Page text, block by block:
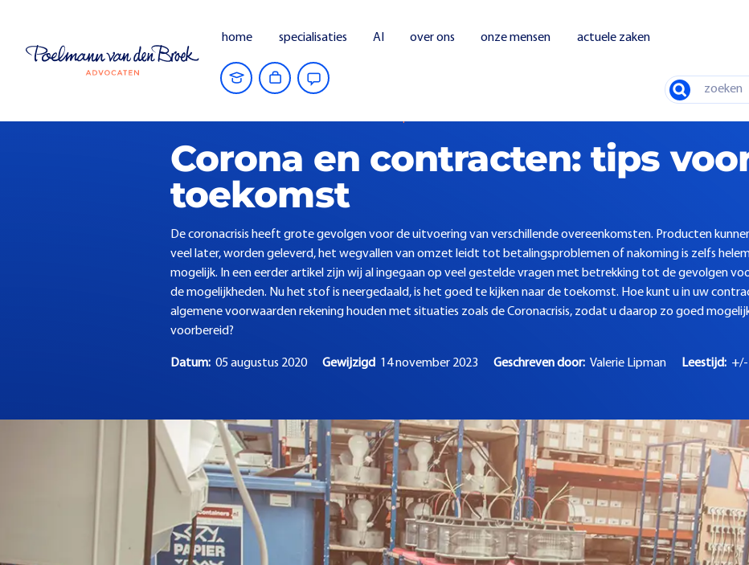
home specialisaties AI over ons onze mensen
actuele zaken
Corona en contracten: tips
toekomst
De coronacrisis heeft grote gevolgen voor de uitvoering van verschillende overeenkomsten. Producten
veel later, worden geleverd, het wegvallen van omzet leidt tot betalingsproblemen of nakoming is zelfs
mogelijk. In een eerder artikel zijn wij al ingegaan op veel gestelde vragen met betrekking tot de gevolgen
de mogelijkheden. Nu het stof is neergedaald, is het goed te kijken naar de toekomst. Hoe kunt u in uw
algemene voorwaarden rekening houden met situaties zoals de Coronacrisis, zodat u daarop zo goed
voorbereid?
Datum: 05 augustus 2020 Gewijzigd 14 november 2023 Geschreven door: Valerie Lipman Leestijd: +/-